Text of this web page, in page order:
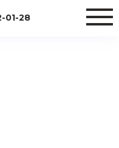
01-28